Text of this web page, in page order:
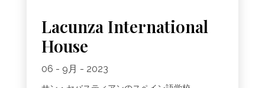
Lacunza International
House
06 - 9月 - 2023